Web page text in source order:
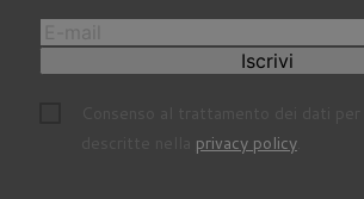
Iscrivi
privacy policy.